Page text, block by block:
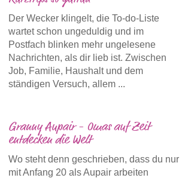
Der Wecker klingelt, die To-do-Liste
wartet schon ungeduldig und im
Postfach blinken mehr ungelesene
Nachrichten, als dir lieb ist. Zwischen
Job, Familie, Haushalt und dem
ständigen Versuch, allem ...
Granny Aupair - Omas auf Zeit
entdecken die Welt
Wo steht denn geschrieben, dass du nur
mit Anfang 20 als Aupair arbeiten